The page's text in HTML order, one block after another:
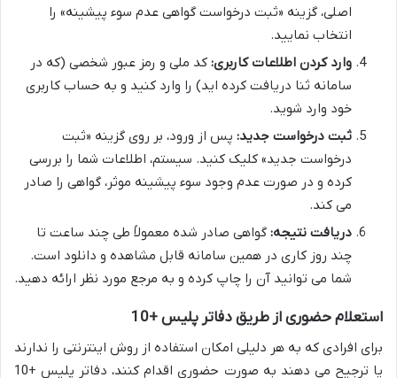
اصلی، گزینه «ثبت درخواست گواهی عدم سوء پیشینه» را
انتخاب نمایید.
وارد کردن اطلاعات کاربری: کد ملی و رمز عبور شخصی (که در
سامانه ثنا دریافت کرده اید) را وارد کنید و به حساب کاربری
خود وارد شوید.
ثبت درخواست جدید: پس از ورود، بر روی گزینه «ثبت
درخواست جدید» کلیک کنید. سیستم، اطلاعات شما را بررسی
کرده و در صورت عدم وجود سوء پیشینه موثر، گواهی را صادر
می کند.
دریافت نتیجه: گواهی صادر شده معمولاً طی چند ساعت تا
چند روز کاری در همین سامانه قابل مشاهده و دانلود است.
شما می توانید آن را چاپ کرده و به مرجع مورد نظر ارائه دهید.
استعلام حضوری از طریق دفاتر پلیس +10
برای افرادی که به هر دلیلی امکان استفاده از روش اینترنتی را ندارند
یا ترجیح می دهند به صورت حضوری اقدام کنند، دفاتر پلیس +10